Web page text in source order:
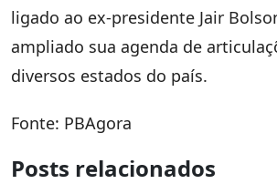
ligado ao ex-presidente Jair
ampliado sua agenda de
diversos estados do país.
Fonte: PBAgora
Posts relacionados